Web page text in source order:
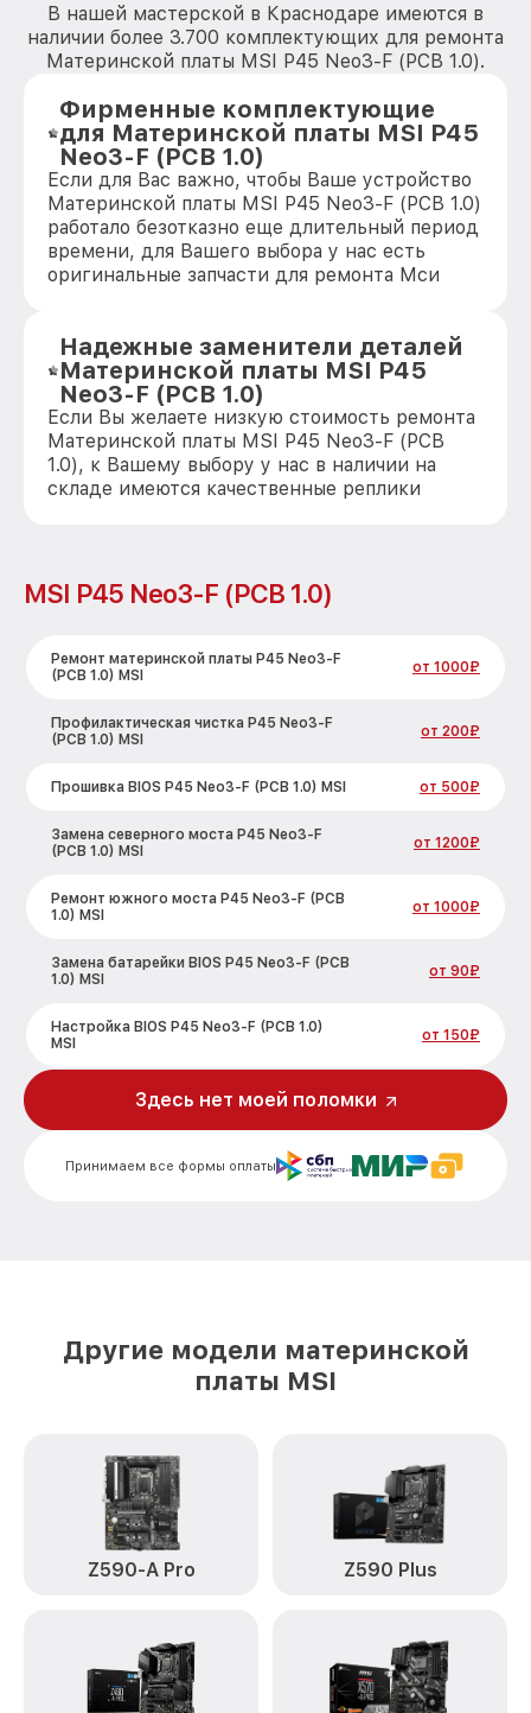
В нашей мастерской в Краснодаре имеются в
наличии более 3.700 комплектующих для ремонта
Материнской платы MSI P45 Neo3-F (PCB 1.0).
Фирменные комплектующие
для Материнской платы MSI P45
Neo3-F (PCB 1.0)
Если для Вас важно, чтобы Ваше устройство
Материнской платы MSI P45 Neo3-F (PCB 1.0)
работало безотказно еще длительный период
времени, для Вашего выбора у нас есть
оригинальные запчасти для ремонта Мси
Надежные заменители деталей
Материнской платы MSI P45
Neo3-F (PCB 1.0)
Если Вы желаете низкую стоимость ремонта
Материнской платы MSI P45 Neo3-F (PCB
1.0), к Вашему выбору у нас в наличии на
складе имеются качественные реплики
MSI P45 Neo3-F (PCB 1.0)
Ремонт материнской платы P45 Neo3-F
(PCB 1.0) MSI
от 1000₽
Профилактическая чистка P45 Neo3-F
(PCB 1.0) MSI
от 200₽
Прошивка BIOS P45 Neo3-F (PCB 1.0) MSI от 500₽
Замена северного моста P45 Neo3-F
(PCB 1.0) MSI
от 1200₽
Ремонт южного моста P45 Neo3-F (PCB
1.0) MSI
от 1000₽
Замена батарейки BIOS P45 Neo3-F (PCB
1.0) MSI
от 90₽
Настройка BIOS P45 Neo3-F (PCB 1.0)
MSI
от 150₽
Принимаем все формы оплаты
Здесь нет моей поломки
Другие модели материнской
платы MSI
Z590-A Pro Z590 Plus